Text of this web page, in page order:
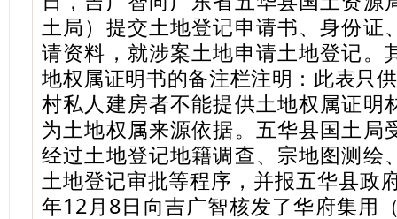
土局）提交土地登记申请书、身份证
请资料，就涉案土地申请土地登记。
地权属证明书的备注栏注明：此表只
村私人建房者不能提供土地权属证明
为土地权属来源依据。五华县国土局
经过土地登记地籍调查、宗地图测绘
土地登记审批等程序，并报五华县政
年12月8日向吉广智核发了华府集用